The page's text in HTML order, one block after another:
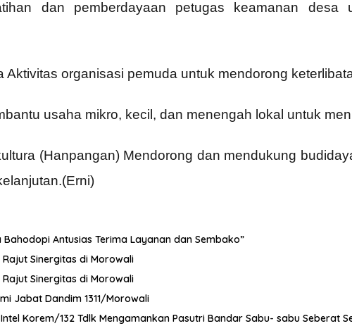
dan pemberdayaan petugas keamanan desa
Aktivitas organisasi pemuda untuk mendorong
usaha mikro, kecil, dan menengah lokal untuk
(Hanpangan) Mendorong dan mendukung
Bahodopi Antusias Terima Layanan dan Sembako”
Sinergitas di Morowali
Sinergitas di Morowali
Jabat Dandim 1311/Morowali
Korem/132 Tdlk Mengamankan Pasutri Bandar Sabu- sabu Seberat